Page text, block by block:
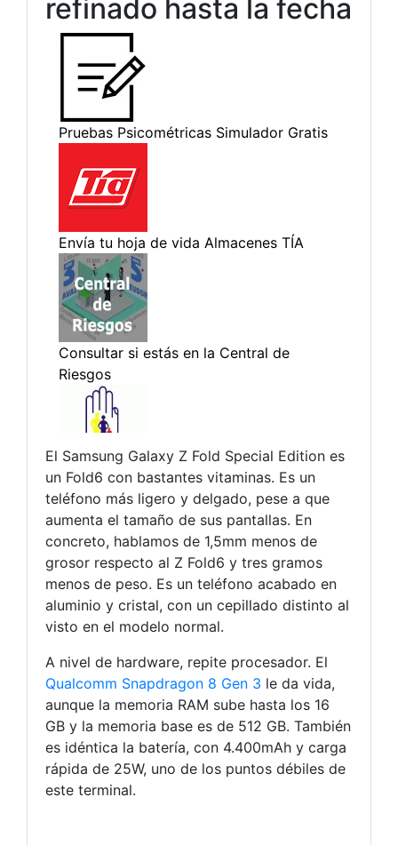
refinado hasta la fecha
El Samsung Galaxy Z Fold Special Edition es
un Fold6 con bastantes vitaminas. Es un
teléfono más ligero y delgado, pese a que
aumenta el tamaño de sus pantallas. En
concreto, hablamos de 1,5mm menos de
grosor respecto al Z Fold6 y tres gramos
menos de peso. Es un teléfono acabado en
aluminio y cristal, con un cepillado distinto al
visto en el modelo normal.
A nivel de hardware, repite procesador. El
Qualcomm Snapdragon 8 Gen 3 le da vida,
aunque la memoria RAM sube hasta los 16
GB y la memoria base es de 512 GB. También
es idéntica la batería, con 4.400mAh y carga
rápida de 25W, uno de los puntos débiles de
este terminal.